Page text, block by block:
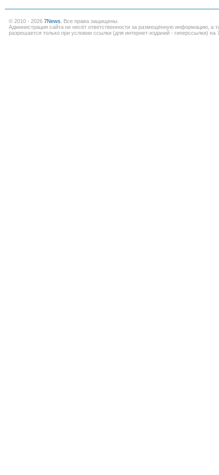
© 2010 - 2026 7News . Все права защищены.
Администрация сайта не несёт ответственности за размещённую информацию, а
разрешается только при условии ссылки (для интернет-изданий - гиперссылки) на